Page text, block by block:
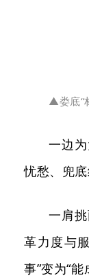
▲娄底“
一边
忧愁、兜底
一肩
革力度与
事”变为“能